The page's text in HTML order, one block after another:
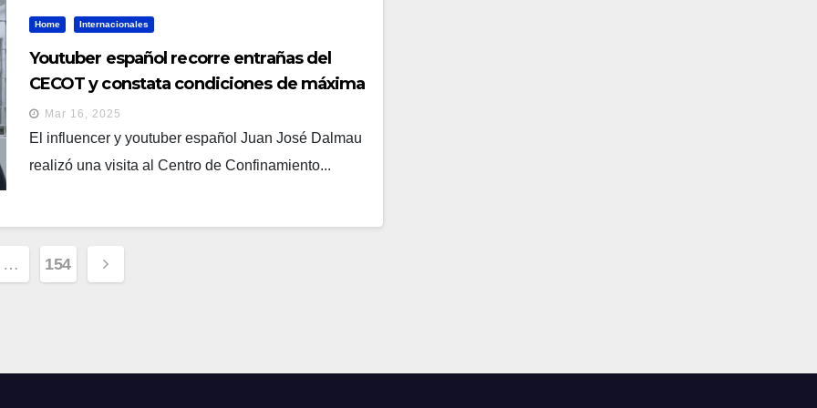
Home Internacionales
Youtuber español recorre entrañas del
CECOT y constata condiciones de máxima
seguridad
Mar 16, 2025
El influencer y youtuber español Juan José Dalmau
realizó una visita al Centro de Confinamiento...
… 154